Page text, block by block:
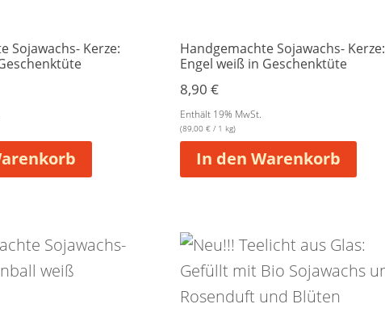
Sojawachs- Kerze:
Handgemachte Sojawachs- Kerze:
Engel weiß in Geschenktüte
8,90 €
Enthält 19% MwSt.
(89,00 €/ 1 kg)
In den Warenkorb